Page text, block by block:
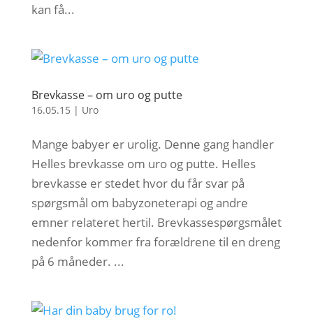
kan få...
Brevkasse – om uro og putte
16.05.15 | Uro
Mange babyer er urolig. Denne gang handler
Helles brevkasse om uro og putte. Helles
brevkasse er stedet hvor du får svar på
spørgsmål om babyzoneterapi og andre
emner relateret hertil. Brevkassespørgsmålet
nedenfor kommer fra forældrene til en dreng
på 6 måneder. ...